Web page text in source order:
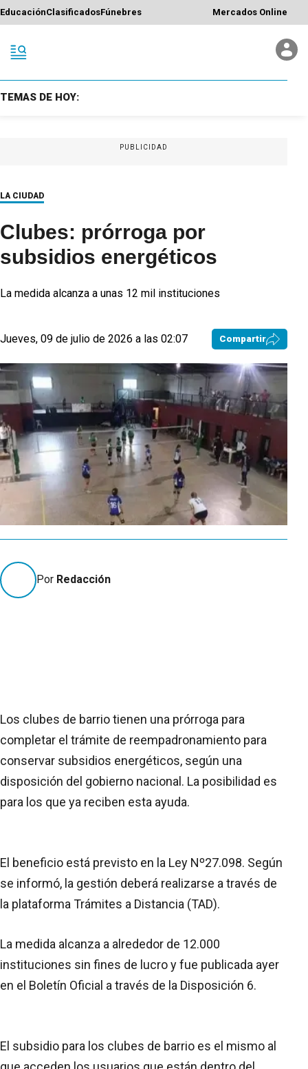
EducaciónClasificadosFúnebres Mercados Online
TEMAS DE HOY:
PUBLICIDAD
LA CIUDAD
Clubes: prórroga por
subsidios energéticos
La medida alcanza a unas 12 mil instituciones
Jueves, 09 de julio de 2026 a las 02:07 Compartir
Por Redacción
Los clubes de barrio tienen una prórroga para
completar el trámite de reempadronamiento para
conservar subsidios energéticos, según una
disposición del gobierno nacional. La posibilidad es
para los que ya reciben esta ayuda.
El beneficio está previsto en la Ley Nº27.098. Según
se informó, la gestión deberá realizarse a través de
la plataforma Trámites a Distancia (TAD).
La medida alcanza a alrededor de 12.000
instituciones sin fines de lucro y fue publicada ayer
en el Boletín Oficial a través de la Disposición 6.
El subsidio para los clubes de barrio es el mismo al